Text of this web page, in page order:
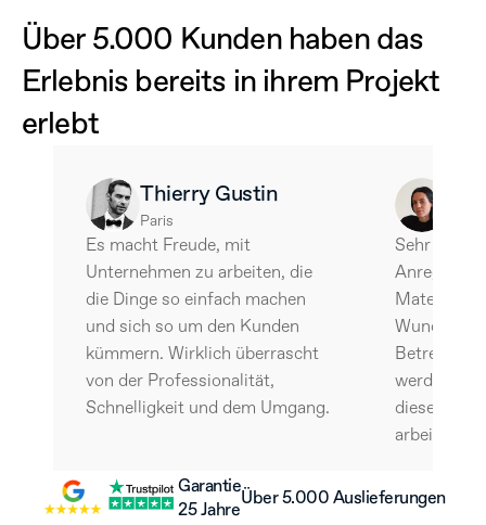
Über 5.000 Kunden haben das
Erlebnis bereits in ihrem Projekt
erlebt
Thierry Gustin
Paris
Es macht Freude, mit
Unternehmen zu arbeiten, die
die Dinge so einfach machen
und sich so um den Kunden
kümmern. Wirklich überrascht
von der Professionalität,
Schnelligkeit und dem Umgang.
Sehr
Anregende
Materialien
Wunder
Betreuung
werde
diesem
arbeiten.
Garantie
25 Jahre
Über 5.000 Auslieferungen